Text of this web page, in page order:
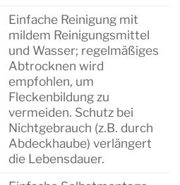
Einfache Reinigung mit
mildem Reinigungsmittel
und Wasser; regelmäßiges
Abtrocknen wird
empfohlen, um
Fleckenbildung zu
vermeiden. Schutz bei
Nichtgebrauch (z.B. durch
Abdeckhaube) verlängert
die Lebensdauer.